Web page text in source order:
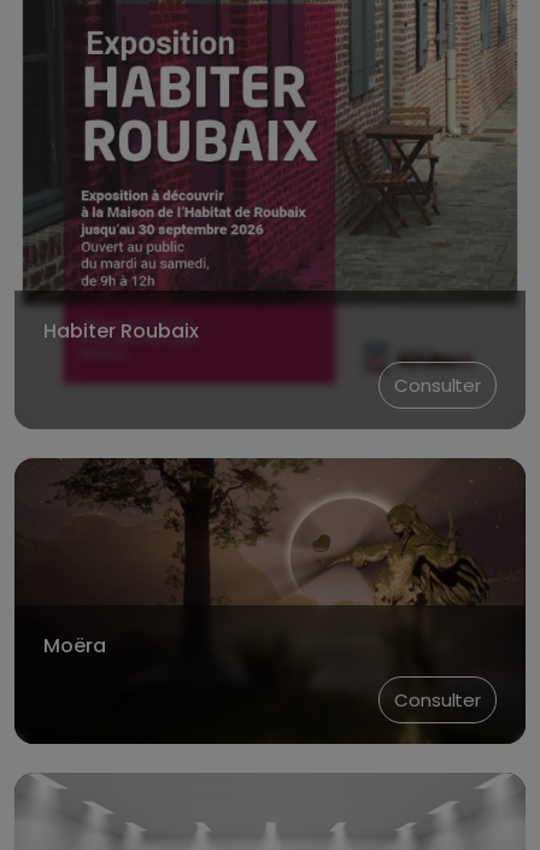
Habiter Roubaix
Consulter
Moëra
Consulter